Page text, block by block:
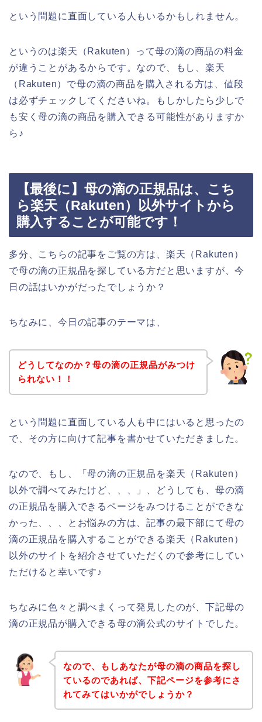
という問題に直面している人もいるかもしれません。
というのは楽天（Rakuten）って母の滴の商品の料金
が違うことがあるからです。なので、もし、楽天
（Rakuten）で母の滴の商品を購入される方は、値段
は必ずチェックしてくださいね。もしかしたら少しで
も安く母の滴の商品を購入できる可能性がありますか
ら♪
【最後に】母の滴の正規品は、こち
ら楽天（Rakuten）以外サイトから
購入することが可能です！
多分、こちらの記事をご覧の方は、楽天（Rakuten）
で母の滴の正規品を探している方だと思いますが、今
日の話はいかがだったでしょうか？
ちなみに、今日の記事のテーマは、
どうしてなのか？母の滴の正規品がみつけ
られない！！
という問題に直面している人も中にはいると思ったの
で、その方に向けて記事を書かせていただきました。
なので、もし、「母の滴の正規品を楽天（Rakuten）
以外で調べてみたけど、、、」、どうしても、母の滴
の正規品を購入できるページをみつけることができな
かった、、、とお悩みの方は、記事の最下部にて母の
滴の正規品を購入することができる楽天（Rakuten）
以外のサイトを紹介させていただくので参考にしてい
ただけると幸いです♪
ちなみに色々と調べまくって発見したのが、下記母の
滴の正規品が購入できる母の滴公式のサイトでした。
なので、もしあなたが母の滴の商品を探し
ているのであれば、下記ページを参考にさ
れてみてはいかがでしょうか？